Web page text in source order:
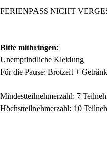
FERIENPASS NICHT
Bitte mitbringen:
Unempfindliche Kleidung
Für die Pause: Brotzeit + Getränk
Mindestteilnehmerzahl: 7
Höchstteilnehmerzahl: 10